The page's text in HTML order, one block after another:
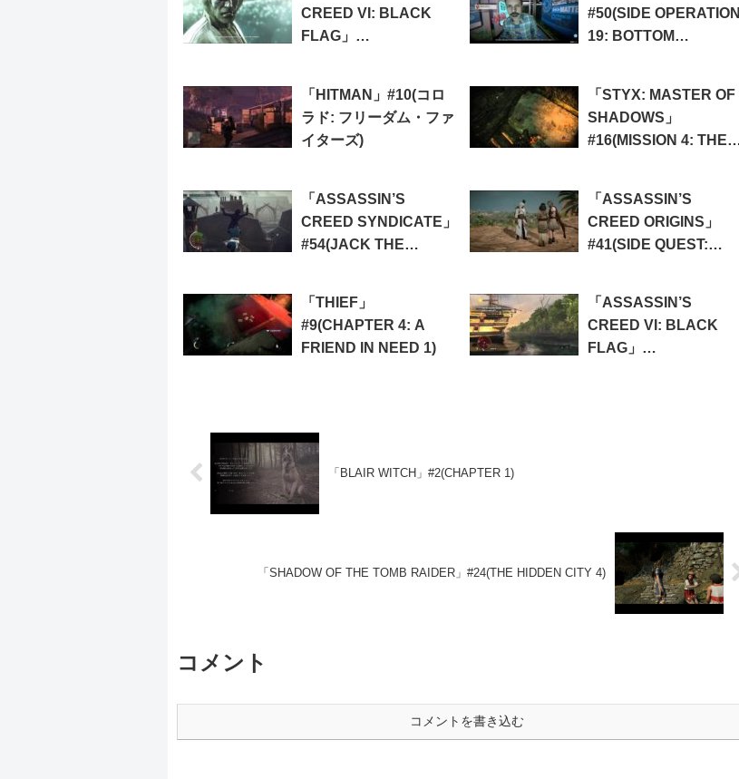
CREED VI: BLACK
FLAG」
#50(SIDE OPERATION
19: BOTTOM
「HITMAN」#10(コロ
ラド: フリーダム・ファ
イターズ)
「STYX: MASTER OF
SHADOWS」
#16(MISSION 4: THE
「ASSASSIN’S
CREED SYNDICATE」
#54(JACK THE
「ASSASSIN’S
CREED ORIGINS」
#41(SIDE QUEST:
「THIEF」
#9(CHAPTER 4: A
FRIEND IN NEED 1)
「ASSASSIN’S
CREED VI: BLACK
FLAG」
「BLAIR WITCH」#2(CHAPTER 1)
「SHADOW OF THE TOMB RAIDER」#24(THE HIDDEN CITY 4)
コメント
コメントを書き込む